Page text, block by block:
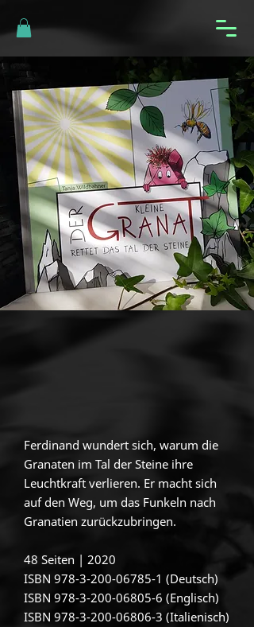
Ferdinand wundert sich, warum die
Granaten im Tal der Steine ihre
Leuchtkraft verlieren. Er macht sich
auf den Weg, um das Funkeln nach
Granatien zurückzubringen.
48 Seiten | 2020
ISBN 978-3-200-06785-1 (Deutsch)
ISBN 978-3-200-06805-6 (Englisch)
ISBN 978-3-200-06806-3 (Italienisch)